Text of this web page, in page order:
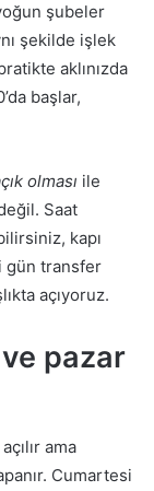
şubeler
şekilde işlek
aklınızda
başlar,
olması ile
Saat
kapı
gün transfer
açıyoruz.
pazar
ama
Cumartesi